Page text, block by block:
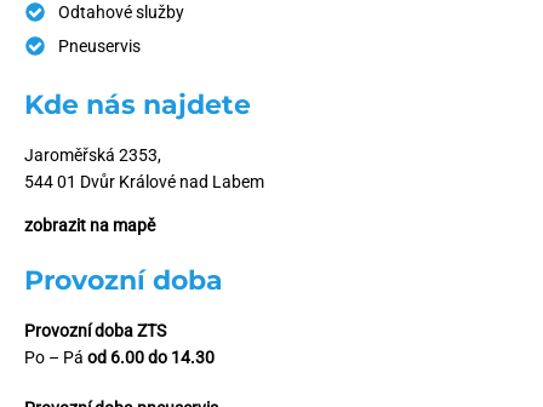
Odtahové služby
Pneuservis
Kde nás najdete
Jaroměřská 2353,
544 01 Dvůr Králové nad Labem
zobrazit na mapě
Provozní doba
Provozní doba ZTS
Po – Pá od 6.00 do 14.30